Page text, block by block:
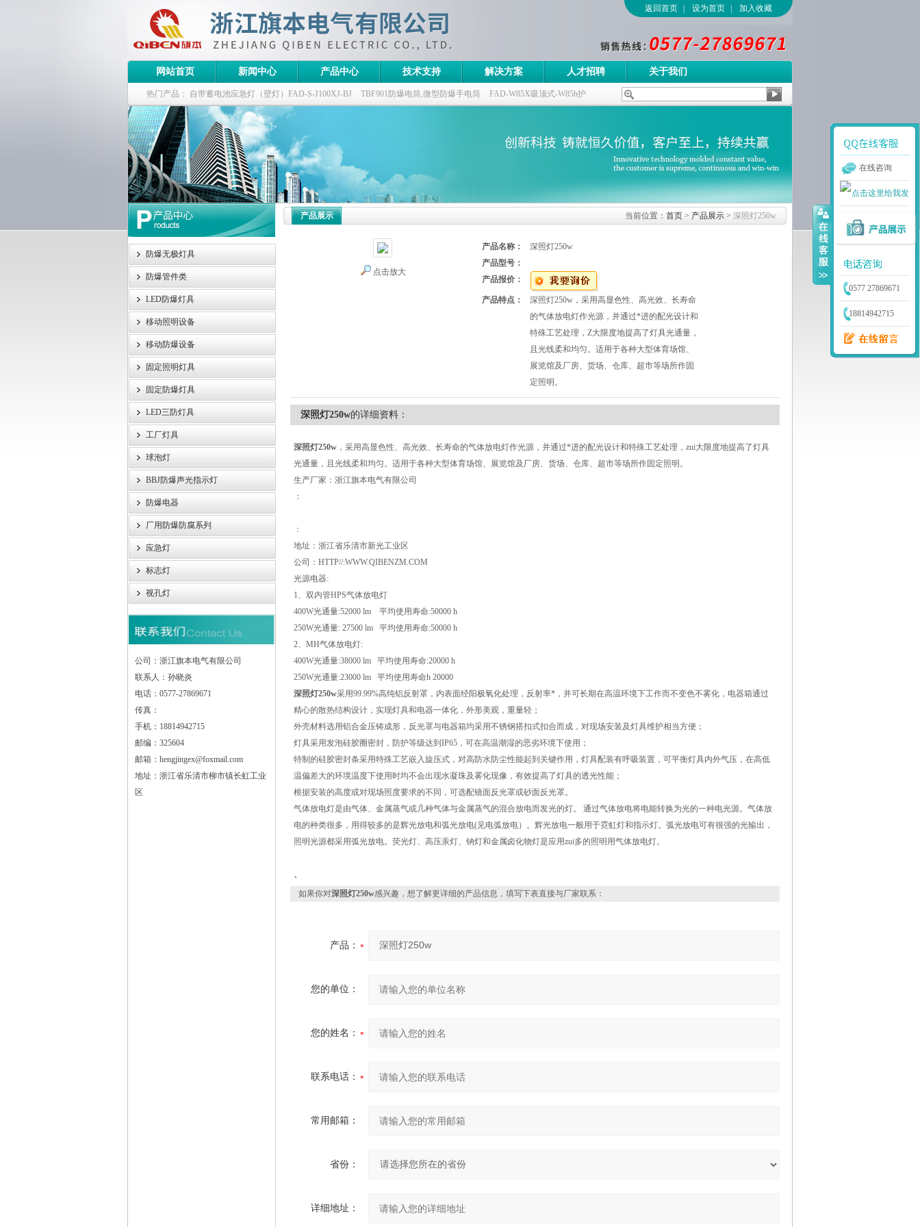
浙江旗本电气有限公司
返回首页 设为首页 加入收藏
网站首页 新闻中心 产品中心 技术支持 解决方案 人才招聘 关于我们
热门产品： 自带蓄电池应急灯（壁灯）FAD-S-J100XJ-BJ TBF901防爆电筒,微型防爆手电筒 FAD-W85X吸顶式-W85h护
栏式无极灯 G9960-W120W长寿无极工厂灯,三防无极灯
防爆泛光灯
防爆无极灯具
防爆管件类
LED防爆灯具
移动照明设备
移动防爆设备
固定照明灯具
固定防爆灯具
LED三防灯具
工厂灯具
球泡灯
BBJ防爆声光指示灯
防爆电器
厂用防爆防腐系列
应急灯
标志灯
视孔灯
公司：浙江旗本电气有限公司
联系人：孙晓炎
电话：0577-27869671
传真：
手机：18814942715
邮编：325604
邮箱：hengjingex@foxmail.com
地址：浙江省乐清市柳市镇长虹工业
区
产品展示 当前位置： 首页 > 产品展示 > 深照灯250w
点击放大
产品名称：
深照灯250w
产品型号：
产品报价：
产品特点：
深照灯250w，采用高显色性、高光效、长寿命
的气体放电灯作光源，并通过*进的配光设计和
特殊工艺处理，Z大限度地提高了灯具光通量，
且光线柔和均匀。适用于各种大型体育场馆、
展览馆及厂房、货场、仓库、超市等场所作固
定照明。
深照灯250w的详细资料：
深照灯250w ，采用高显色性、高光效、长寿命的气体放电灯作光源，并通过*进的配光设计和特殊工艺处理，zui大限度地提高了灯具
光通量，且光线柔和均匀。适用于各种大型体育场馆、展览馆及厂房、货场、仓库、超市等场所作固定照明。
生产厂家：浙江旗本电气有限公司
：
：
地址：浙江省乐清市新光工业区
公司：HTTP//:WWW.QIBENZM.COM
光源电器:
1、双内管HPS气体放电灯
400W光通量:52000 lm 平均使用寿命:50000 h
250W光通量: 27500 lm 平均使用寿命:50000 h
2、MH气体放电灯:
400W光通量:38000 lm 平均使用寿命:20000 h
250W光通量:23000 lm 平均使用寿命h 20000
深照灯250w采用99.99%高纯铝反射罩，内表面经阳极氧化处理，反射率*，并可长期在高温环境下工作而不变色不雾化，电器箱通过
精心的散热结构设计，实现灯具和电器一体化，外形美观，重量轻；
外壳材料选用铝合金压铸成形， 反光罩与电器箱均采用不锈钢搭扣式扣合而成，对现场安装及灯具维护相当方便；
灯具采用发泡硅胶圈密封，防护等级达到IP65，可在高温潮湿的恶劣环境下使用；
特制的硅胶密封条采用特殊工艺嵌入旋压式，对高防水防尘性能起到关键作用，灯具配装有呼吸装置，可平衡灯具内外气压，在高低
温偏差大的环境温度下使用时均不会出现水凝珠及雾化现像，有效提高了灯具的透光性能；
根据安装的高度或对现场照度要求的不同，可选配镜面反光罩或砂面反光罩。
气体放电灯是由气体、金属蒸气或几种气体与金属蒸气的混合放电而发光的灯。 通过气体放电将电能转换为光的一种电光源。气体放
电的种类很多，用得较多的是辉光放电和弧光放电(见电弧放电）。辉光放电一般用于霓虹灯和指示灯。弧光放电可有很强的光输出，
照明光源都采用弧光放电。荧光灯、高压汞灯、钠灯和金属卤化物灯是应用zui多的照明用气体放电灯。
、
如果你对深照灯250w感兴趣，想了解更详细的产品信息，填写下表直接与厂家联系：
产品：
您的单位：
您的姓名：
联系电话：
常用邮箱：
省份：
详细地址：
在线咨询
0577 27869671
18814942715